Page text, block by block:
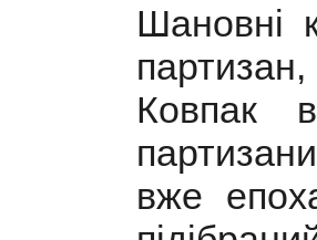
Шановні
Ковпак
вже